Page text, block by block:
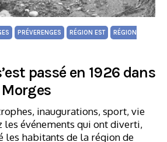
PRÉVERENGES RÉGION EST RÉGION
passé en 1926 dans
inaugurations, sport, vie
les événements qui ont diverti,
les habitants de la région de